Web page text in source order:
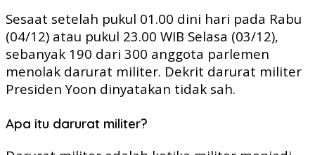
Sesaat setelah pukul 01.00 dini hari pada Rabu
(04/12) atau pukul 23.00 WIB Selasa (03/12),
sebanyak 190 dari 300 anggota parlemen
menolak darurat militer. Dekrit darurat militer
Presiden Yoon dinyatakan tidak sah.
Apa itu darurat militer?